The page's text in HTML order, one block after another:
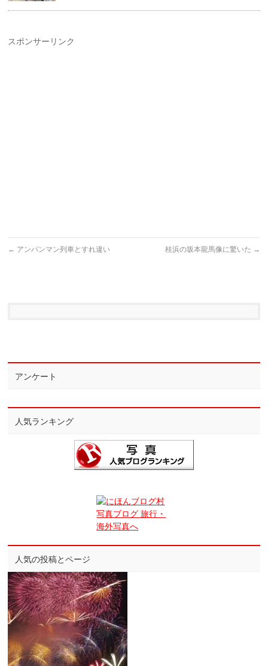
スポンサーリンク
← アンパンマン列車とすれ違い 桂浜の坂本龍馬像に驚いた →
アンケート
人気ランキング
人気の投稿とページ